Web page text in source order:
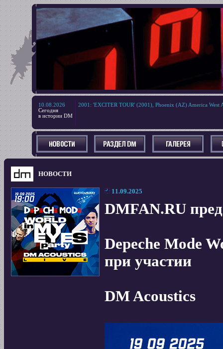
10.08.2026
Сегодня
в истории DM
2001 : 'EXCITER TOUR' (2001), Phoenix (AZ) America West
НОВОСТИ
11.09.2025
DMFAN.RU
Depeche Mode
при участии
DM Acoustics